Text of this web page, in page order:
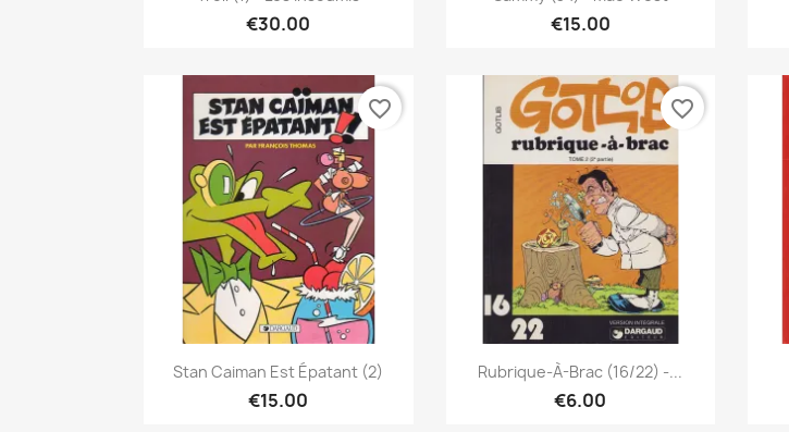
€30.00 €15.00
Quick view
Stan Caiman Est Épatant (2)
€15.00
favorite_border
Quick view
Rubrique-À-Brac (16/22) -...
€6.00
favorite_border